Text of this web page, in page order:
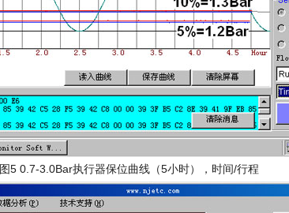
图5 0.7-3.0Bar执行器保位曲线（5小时），时间/行程